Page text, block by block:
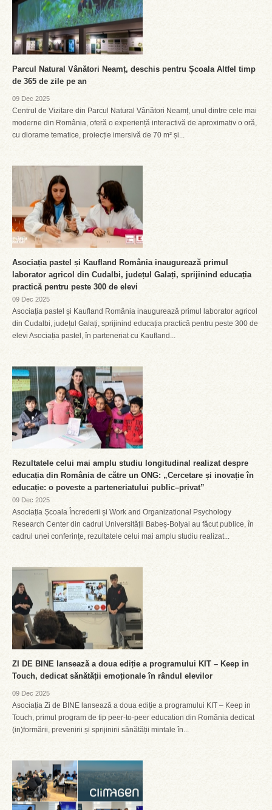
Parcul Natural Vânători Neamț, deschis pentru Școala Altfel timp
de 365 de zile pe an
09 Dec 2025
Centrul de Vizitare din Parcul Natural Vânători Neamț, unul dintre cele mai
moderne din România, oferă o experiență interactivă de aproximativ o oră,
cu diorame tematice, proiecție imersivă de 70 m² și...
Asociația pastel și Kaufland România inaugurează primul
laborator agricol din Cudalbi, județul Galați, sprijinind educația
practică pentru peste 300 de elevi
09 Dec 2025
Asociația pastel și Kaufland România inaugurează primul laborator agricol
din Cudalbi, județul Galați, sprijinind educația practică pentru peste 300 de
elevi Asociația pastel, în parteneriat cu Kaufland...
Rezultatele celui mai amplu studiu longitudinal realizat despre
educația din România de către un ONG: „Cercetare și inovație în
educație: o poveste a parteneriatului public–privat”
09 Dec 2025
Asociația Școala Încrederii și Work and Organizational Psychology
Research Center din cadrul Universității Babeș-Bolyai au făcut publice, în
cadrul unei conferințe, rezultatele celui mai amplu studiu realizat...
ZI DE BINE lansează a doua ediție a programului KIT – Keep in
Touch, dedicat sănătății emoționale în rândul elevilor
09 Dec 2025
Asociația Zi de BINE lansează a doua ediție a programului KIT – Keep in
Touch, primul program de tip peer-to-peer education din România dedicat
(in)formării, prevenirii și sprijinirii sănătății mintale în...